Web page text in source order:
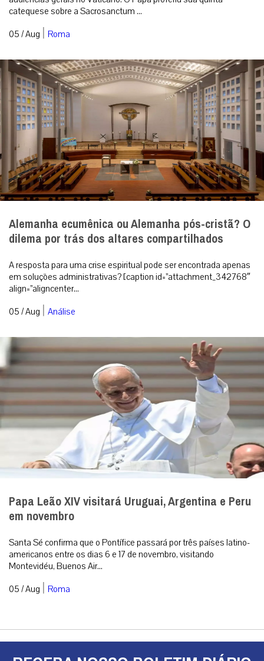
catequese sobre a Sacrosanctum ...
05 / Aug | Roma
Alemanha ecumênica ou Alemanha pós-cristã? O
dilema por trás dos altares compartilhados
A resposta para uma crise espiritual pode ser encontrada apenas
em soluções administrativas? [caption id=”attachment_342768″
align=”aligncenter...
05 / Aug | Análise
Papa Leão XIV visitará Uruguai, Argentina e Peru
em novembro
Santa Sé confirma que o Pontífice passará por três países latino-
americanos entre os dias 6 e 17 de novembro, visitando
Montevidéu, Buenos Air...
05 / Aug | Roma